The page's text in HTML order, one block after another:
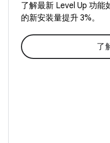
了解最新 Level Up 功能
的新安装量提升 3%。
了